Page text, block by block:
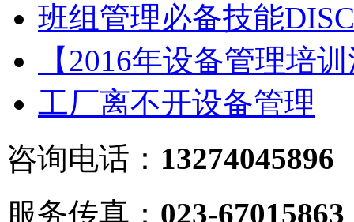
班组管理必备技能DISC
【2016年设备管理培
工厂离不开设备管理
咨询电话： 13274045896
服务传真： 023-67015863